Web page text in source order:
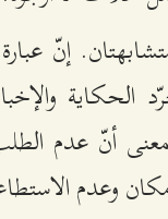
إنّ
الحكاية
أنّ عدم
وعدم